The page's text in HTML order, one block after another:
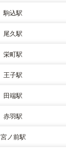
駒込駅
尾久駅
栄町駅
王子駅
田端駅
赤羽駅
宮ノ前駅